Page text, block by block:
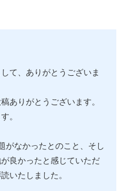
て、ありがとうございま
ありがとうございます。
。
がなかったとのこと、そし
良かったと感じていただ
いたしました。